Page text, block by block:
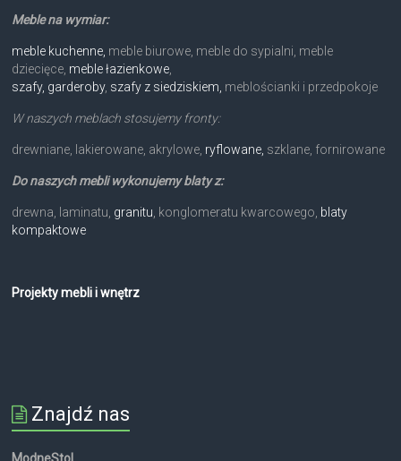
Meble na wymiar:
meble kuchenne, meble biurowe, meble do sypialni, meble
dziecięce, meble łazienkowe
szafy, garderoby, szafy z siedziskiem, meblościanki i przedpokoje
W naszych meblach stosujemy fronty:
drewniane, lakierowane, akrylowe, ryflowane, szklane, fornirowane
Do naszych mebli wykonujemy blaty z:
drewna, laminatu, granitu , konglomeratu kwarcowego, blaty
kompaktowe
Projekty mebli i wnętrz
Znajdź nas
ModneStol